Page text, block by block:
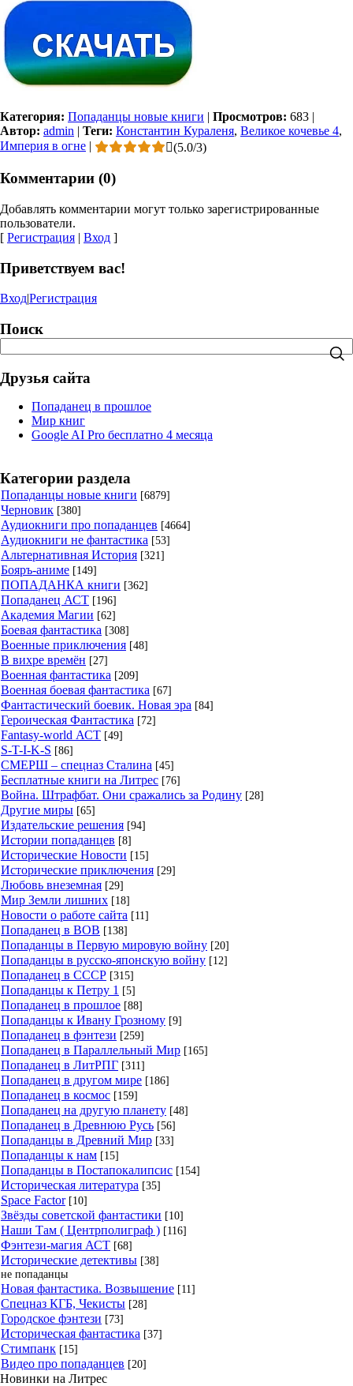
Категория: Попаданцы новые книги | Просмотров: 683 |
Автор: admin | Теги: Константин Кураленя, Великое кочевье 4,
Империя в огне | (5.0/3)
Комментарии (0)
Добавлять комментарии могут только зарегистрированные
пользователи.
[ Регистрация | Вход ]
Приветствуем вас!
Вход|Регистрация
Поиск
Друзья сайта
Попаданец в прошлое
Мир книг
Google AI Pro бесплатно 4 месяца
Категории раздела
Попаданцы новые книги [6879]
Черновик [380]
Аудиокниги про попаданцев [4664]
Аудиокниги не фантастика [53]
Альтернативная История [321]
Бояръ-аниме [149]
ПОПАДАНКА книги [362]
Попаданец АСТ [196]
Академия Магии [62]
Боевая фантастика [308]
Военные приключения [48]
В вихре времён [27]
Военная фантастика [209]
Военная боевая фантастика [67]
Фантастический боевик. Новая эра [84]
Героическая Фантастика [72]
Fantasy-world АСТ [49]
S-T-I-K-S [86]
СМЕРШ – спецназ Сталина [45]
Бесплатные книги на Литрес [76]
Война. Штрафбат. Они сражались за Родину [28]
Другие миры [65]
Издательские решения [94]
Истории попаданцев [8]
Исторические Новости [15]
Исторические приключения [29]
Любовь внеземная [29]
Мир Земли лишних [18]
Новости о работе сайта [11]
Попаданец в ВОВ [138]
Попаданцы в Первую мировую войну [20]
Попаданцы в русско-японскую войну [12]
Попаданец в СССР [315]
Попаданцы к Петру 1 [5]
Попаданец в прошлое [88]
Попаданцы к Ивану Грозному [9]
Попаданец в фэнтези [259]
Попаданец в Параллельный Мир [165]
Попаданец в ЛитРПГ [311]
Попаданец в другом мире [186]
Попаданец в космос [159]
Попаданец на другую планету [48]
Попаданец в Древнюю Русь [56]
Попаданцы в Древний Мир [33]
Попаданцы к нам [15]
Попаданцы в Постапокалипсис [154]
Историческая литература [35]
Space Factor [10]
Звёзды советской фантастики [10]
Наши Там ( Центрполиграф ) [116]
Фэнтези-магия АСТ [68]
Исторические детективы [38]
не попаданцы
Новая фантастика. Возвышение [11]
Спецназ КГБ, Чекисты [28]
Городское фэнтези [73]
Историческая фантастика [37]
Стимпанк [15]
Видео про попаданцев [20]
Новинки на Литрес